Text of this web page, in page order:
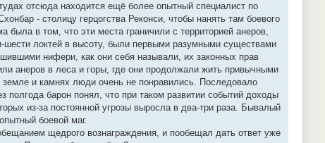
отсюда находится ещё более опытный специалист по
- столицу герцогства Реконси, чтобы нанять там боевого
в том, что эти места граничили с территорией анеров,
шести локтей в высоту, были первыми разумными существами
нифери, как они себя называли, их законных прав
анеров в леса и горы, где они продолжали жить привычными
и камнях люди очень не понравились. Последовало
полгода барон понял, что при таком развитии событий доходы
из-за постоянной угрозы выросла в два-три раза. Бывалый
боевой маг.
щедрого вознаграждения, и пообещал дать ответ уже